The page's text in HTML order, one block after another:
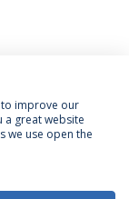
to improve our
a great website
we use open the